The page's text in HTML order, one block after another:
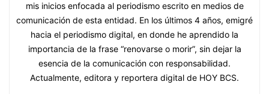
mis inicios enfocada al periodismo escrito en medios de
comunicación de esta entidad. En los últimos 4 años, emigré
hacia el periodismo digital, en donde he aprendido la
importancia de la frase “renovarse o morir”, sin dejar la
esencia de la comunicación con responsabilidad.
Actualmente, editora y reportera digital de HOY BCS.